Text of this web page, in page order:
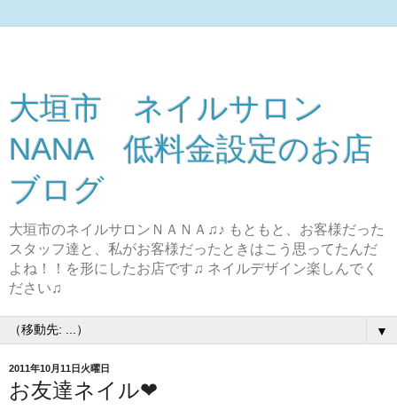
大垣市 ネイルサロン
NANA 低料金設定のお店
ブログ
大垣市のネイルサロンＮＡＮＡ♫♪ もともと、お客様だった
スタッフ達と、私がお客様だったときはこう思ってたんだ
よね！！を形にしたお店です♫ ネイルデザイン楽しんでく
ださい♫
▼
2011年10月11日火曜日
お友達ネイル❤